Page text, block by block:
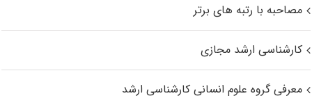
مصاحبه با رتبه های برتر
کارشناسی ارشد مجازی
معرفی گروه علوم انسانی کارشناسی ارشد